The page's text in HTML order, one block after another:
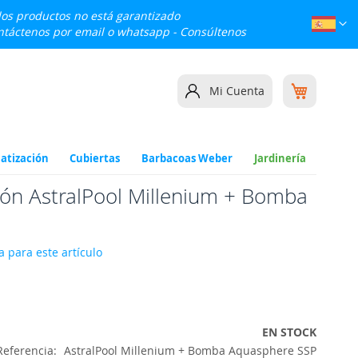
productos no está garantizado
por email o whatsapp - Consúltenos
Mi Cuenta
Cubiertas Barbacoas Weber Jardinería
AstralPool Millenium + Bomba
para este artículo
EN STOCK
AstralPool Millenium + Bomba Aquasphere SSP